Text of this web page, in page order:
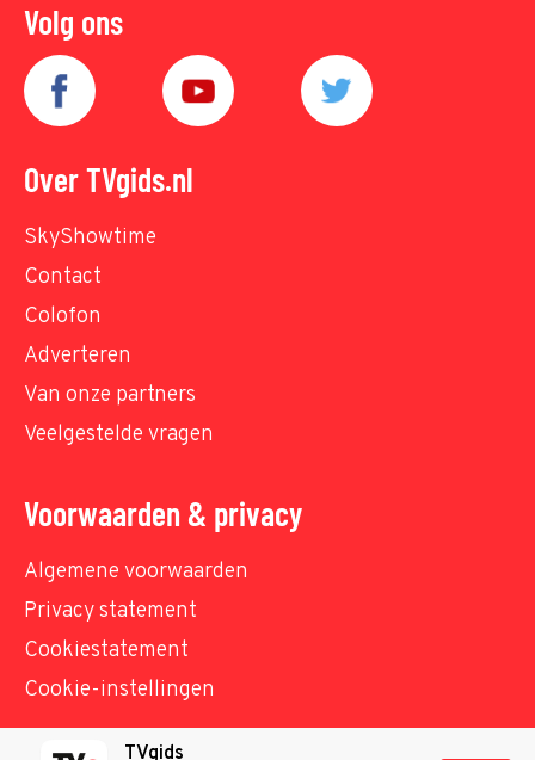
Volg ons
Over TVgids.nl
SkyShowtime
Contact
Colofon
Adverteren
Van onze partners
Veelgestelde vragen
Voorwaarden & privacy
Algemene voorwaarden
Privacy statement
Cookiestatement
Cookie-instellingen
TVgids